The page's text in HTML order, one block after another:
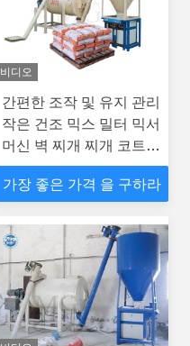
비디오
간편한 조작 및 유지 관리
작은 건조 믹스 밀터 믹서
머신 벽 찌개 찌개 코트
타일 접착 접착제 가루 생
산 라인
가장 좋은 가격 을 구하라